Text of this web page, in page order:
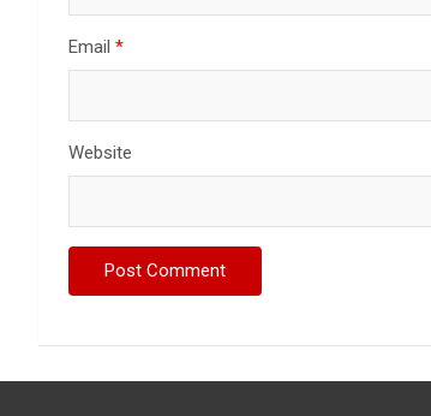
Email *
Website